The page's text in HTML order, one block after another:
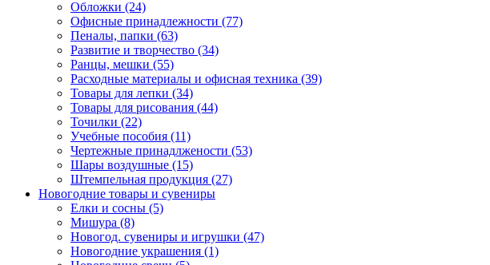
Обложки (24)
Офисные принадлежности (77)
Пеналы, папки (63)
Развитие и творчество (34)
Ранцы, мешки (55)
Расходные материалы и офисная техника (39)
Товары для лепки (34)
Товары для рисования (44)
Точилки (22)
Учебные пособия (11)
Чертежные принадлжености (53)
Шары воздушные (15)
Штемпельная продукция (27)
Новогодние товары и сувениры
Елки и сосны (5)
Мишура (8)
Новогод. сувениры и игрушки (47)
Новогодние украшения (1)